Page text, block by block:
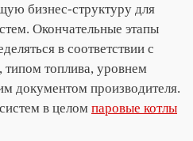
бизнес-структуру для
Окончательные этапы
в соответствии с
топлива, уровнем
документом производителя.
в целом паровые котлы